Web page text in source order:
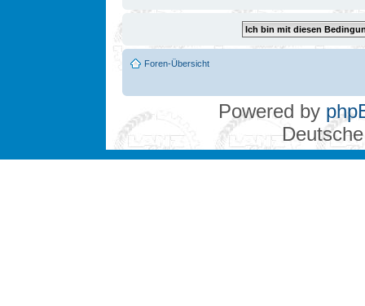
Foren-Übersicht
Powered by